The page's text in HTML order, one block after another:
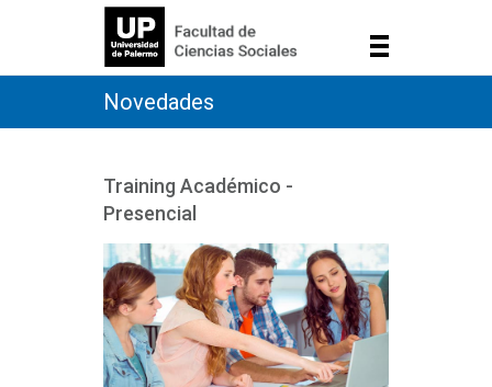
Novedades
Training Académico -
Presencial